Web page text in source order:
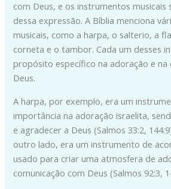
com Deus, e os instrumentos musicais
dessa expressão. A Bíblia menciona
musicais, como a harpa, o salterio, a
corneta e o tambor. Cada um desses
propósito específico na adoração e na
Deus.
A harpa, por exemplo, era um
importância na adoração israelita,
e agradecer a Deus (Salmos 33:2,
outro lado, era um instrumento de
usado para criar uma atmosfera de
comunicação com Deus (Salmos 92:3,